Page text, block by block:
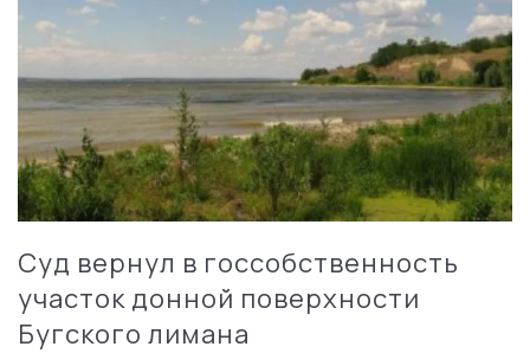
Суд вернул в госсобственность
участок донной поверхности
Бугского лимана